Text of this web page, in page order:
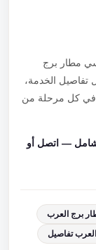
مطار برج
الخدمة،
كل مرحلة من
— اتصل أو
برج العرب
تفاصيل